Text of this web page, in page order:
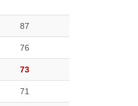
87
76
73
71